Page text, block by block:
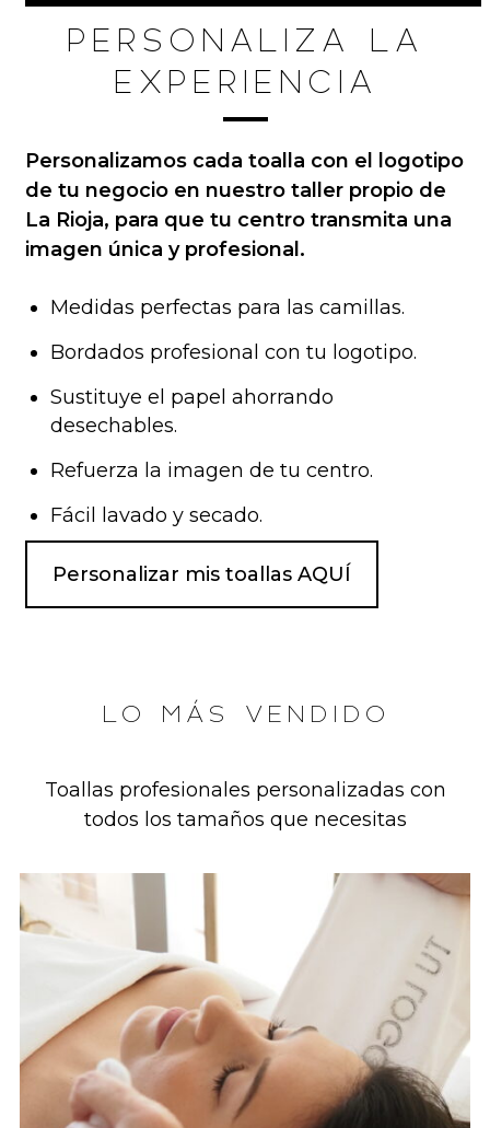
PERSONALIZA LA
EXPERIENCIA
Personalizamos cada toalla con el logotipo
de tu negocio en nuestro taller propio de
La Rioja, para que tu centro transmita una
imagen única y profesional.
Medidas perfectas para las camillas.
Bordados profesional con tu logotipo.
Sustituye el papel ahorrando
desechables.
Refuerza la imagen de tu centro.
Fácil lavado y secado.
Personalizar mis toallas AQUÍ
LO MÁS VENDIDO
Toallas profesionales personalizadas con
todos los tamaños que necesitas